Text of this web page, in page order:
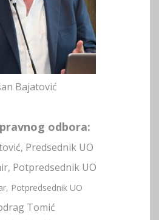
Bajatović
odbora:
Predsednik UO
Potpredsednik UO
Potpredsednik UO
Tomić